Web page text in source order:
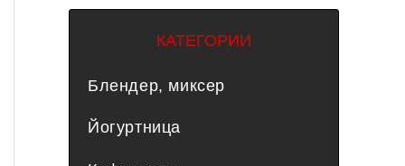
КАТЕГОРИИ
Блендер, миксер
Йогуртница